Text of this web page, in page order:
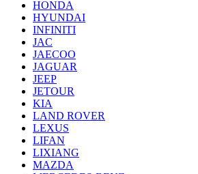
HONDA
HYUNDAI
INFINITI
JAC
JAECOO
JAGUAR
JEEP
JETOUR
KIA
LAND ROVER
LEXUS
LIFAN
LIXIANG
MAZDA